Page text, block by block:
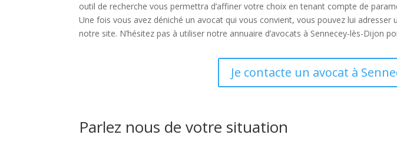
outil de recherche vous permettra d’affiner votre choix en tenant compte de
Une fois vous avez déniché un avocat qui vous convient, vous pouvez lui
notre site. N’hésitez pas à utiliser notre annuaire d’avocats à Sennecey-lès-Dijon
Je contacte un avocat à
Parlez nous de votre situation